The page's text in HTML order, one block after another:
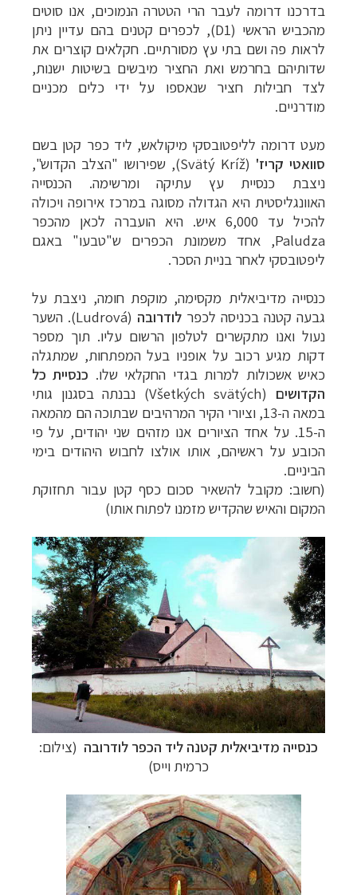
בדרכנו דרומה לעבר הרי הטטרה הנמוכים, אנו סוטים
מהכביש הראשי (1 D), לכפרים קטנים בהם עדיין ניתן
לראות פה ושם בתי עץ מסורתיים. חקלאים קוצרים את
שדותיהם בחרמש ואת החציר מיבשים בשיטות ישנות,
לצד חבילות חציר שנאספו על ידי כלים מכניים
מודרניים.
מעט דרומה לליפטובסקי מיקולאש, ליד כפר קטן בשם
סוואטי קריז' (
Svätý Kríž), שפירושו "הצלב הקדוש",
ניצבת כנסיית עץ עתיקה ומרשימה. הכנסייה
האוונגליסטית היא הגדולה מסוגה במרכז אירופה ויכולה
להכיל עד 6,000 איש. היא הועברה לכאן מהכפר
Paludza, אחד משמונת הכפרים ש"טבעו" באגם
ליפטובסקי לאחר בניית הסכר.
כנסייה מדיביאלית מקסימה, מוקפת חומה, ניצבת על
גבעה קטנה בכניסה לכפר לודרובה (
Ludrová). השער
נעול ואנו מתקשרים לטלפון הרשום עליו. תוך מספר
דקות מגיע רכוב על אופניו בעל המפתחות, שמתגלה
כאיש אשכולות למרות בגדי החקלאי שלו. כנסיית כל
הקדושים (
Všetkých svätých) נבנתה בסגנון גותי
במאה ה-13, וציורי הקיר המרהיבים שבתוכה הם מהמאה
ה-15. על אחד הציורים אנו מזהים שני יהודים, על פי
הכובע על ראשיהם, אותו אולצו לחבוש היהודים בימי
הביניים.
(חשוב: מקובל להשאיר סכום כסף קטן עבור תחזוקת
המקום והאיש שהקדיש מזמנו לפתוח אותו)
כנסייה מדיביאלית קטנה ליד הכפר לודרובה (צילום:
כרמית וייס)